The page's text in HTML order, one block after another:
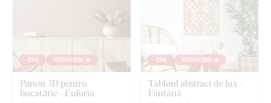
-25% REDUCERI 🔥
Panou 3D pentru
bucatărie - Euforia
-25% REDUCERI 🔥
Tabloul abstract de lux -
Fântână